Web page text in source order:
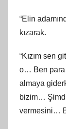
“Elin
kızarak.
“Kızım sen
o… Ben para
almaya
bizim…
vermesini…